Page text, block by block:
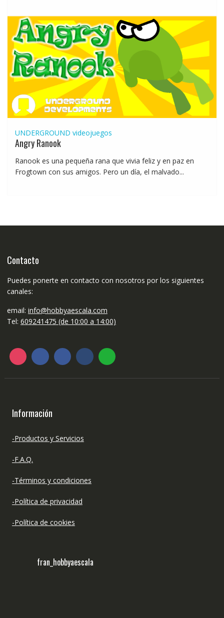
UNDERGROUND videojuegos
Angry Ranook
Ranook es una pequeña rana que vivia feliz y en paz en
Frogtown con sus amigos. Pero un día, el malvado...
Contacto
Puedes ponerte en contacto con nosotros por los siguientes
canales:
email: info@hobbyaescala.com
Tel: 609241475 (de 10:00 a 14:00)
Información
-Productos y Servicios
-F.A.Q.
-Términos y condiciones
-Política de privacidad
-Política de cookies
fran_hobbyaescala